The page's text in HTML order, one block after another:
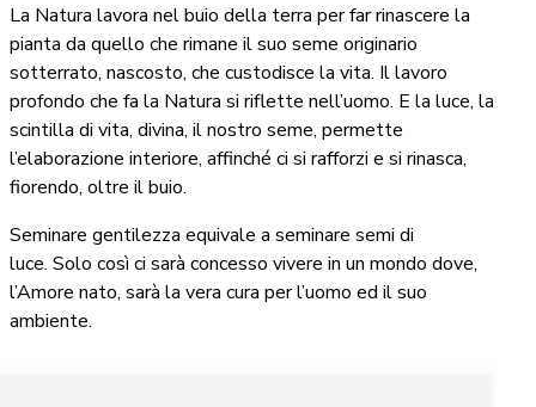
La Natura lavora nel buio della terra per far rinascere la
pianta da quello che rimane il suo seme originario
sotterrato, nascosto, che custodisce la vita. Il lavoro
profondo che fa la Natura si riflette nell’uomo. E la luce, la
scintilla di vita, divina, il nostro seme, permette
l’elaborazione interiore, affinché ci si rafforzi e si rinasca,
fiorendo, oltre il buio.
Seminare gentilezza equivale a seminare semi di
luce. Solo così ci sarà concesso vivere in un mondo dove,
l’Amore nato, sarà la vera cura per l’uomo ed il suo
ambiente.